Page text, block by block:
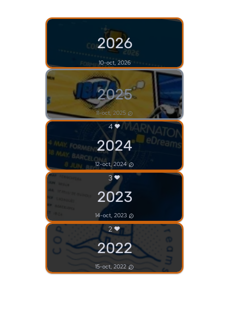
2026
10-oct, 2026
2025
11-oct, 2025
4
2024
12-oct, 2024
3
2023
14-oct, 2023
2
2022
15-oct, 2022